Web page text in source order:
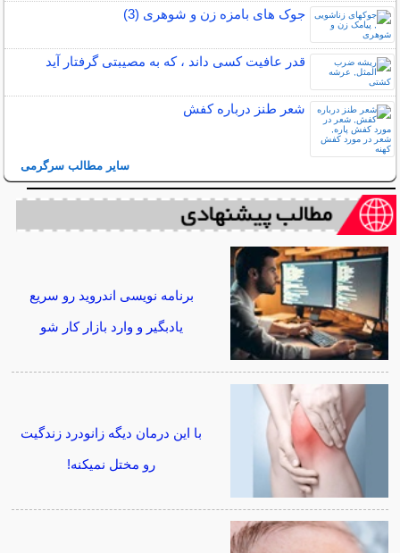
جوک های بامزه زن و شوهری (3)
قدر عافیت کسی داند ، که به مصیبتی گرفتار آید
شعر طنز درباره کفش
سایر مطالب سرگرمی
برنامه نویسی اندروید رو سریع
یادبگیر و وارد بازار کار شو
با این درمان دیگه زانودرد زندگیت
رو مختل نمیکنه!